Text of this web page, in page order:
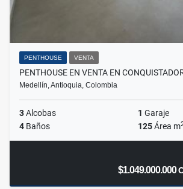
PENTHOUSE VENTA
PENTHOUSE EN VENTA EN
Medellín, Antioquia, Colombia
3Alcobas 1 Garaje
4 Baños 125Área m
$1.049.000.000